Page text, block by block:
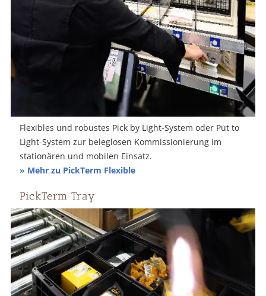
Flexibles und robustes Pick by Light-System oder Put to
Light-System zur beleglosen Kommissionierung im
stationären und mobilen Einsatz.
» Mehr zu PickTerm Flexible
PickTerm Tray